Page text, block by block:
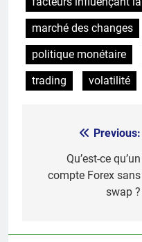
marché des changes
politique monétaire
trading
volatilité
navigation
Previous:
Qu’est-ce qu’un
compte Forex sans
swap ?